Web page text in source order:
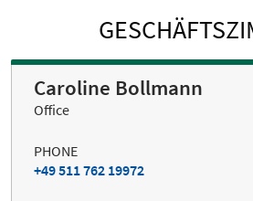
Caroline Bollmann
Office
PHONE
+49 511 762 19972